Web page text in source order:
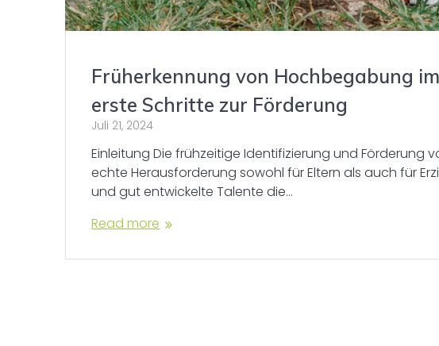
Früherkennung von Hochbegabung
erste Schritte zur Förderung
Juli 21, 2024
Einleitung Die frühzeitige Identifizierung und
echte Herausforderung sowohl für Eltern als auch für
und gut entwickelte Talente die…
Read more